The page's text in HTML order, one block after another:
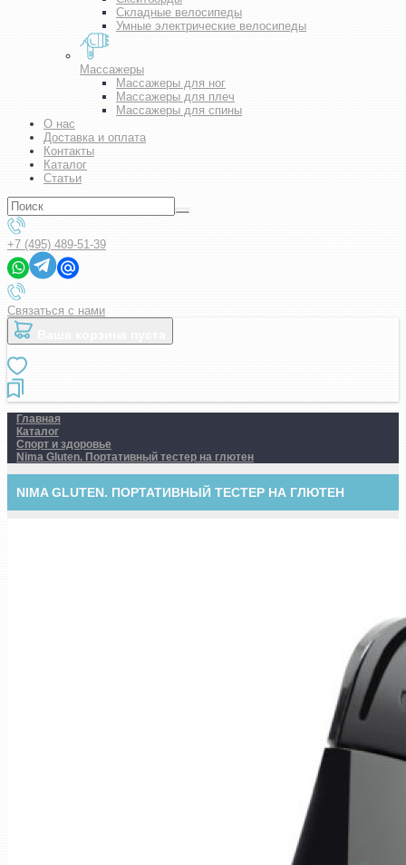
Складные велосипеды
Умные электрические велосипеды
Массажеры
Массажеры для ног
Массажеры для плеч
Массажеры для спины
О нас
Доставка и оплата
Контакты
Каталог
Статьи
+7 (495) 489-51-39
Связаться с нами
Главная
Каталог
Спорт и здоровье
Nima Gluten. Портативный тестер на глютен
NIMA GLUTEN. ПОРТАТИВНЫЙ ТЕСТЕР НА ГЛЮТЕН